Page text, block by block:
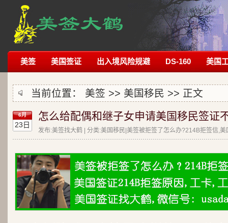
美签 美国签证 出入境风险规避 DS-160 美国
当前位置： 美签 >> 美国移民 >> 正文
6月
23日
怎么给配偶和继子女申请美国移民签证
发布:美签找大鹤 | 分类:美国移民|美签被拒签了怎么办?214B拒签信,